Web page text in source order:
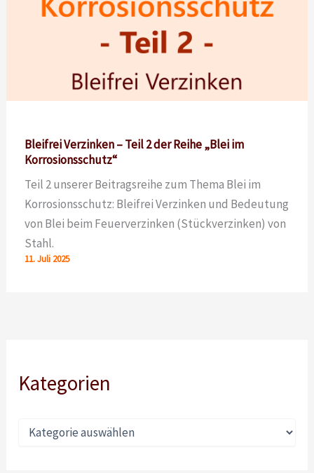
Bleifrei Verzinken – Teil 2 der Reihe „Blei im
Korrosionsschutz“
Teil 2 unserer Beitragsreihe zum Thema Blei im
Korrosionsschutz: Bleifrei Verzinken und Bedeutung
von Blei beim Feuerverzinken (Stückverzinken) von
Stahl.
11. Juli 2025
Kategorien